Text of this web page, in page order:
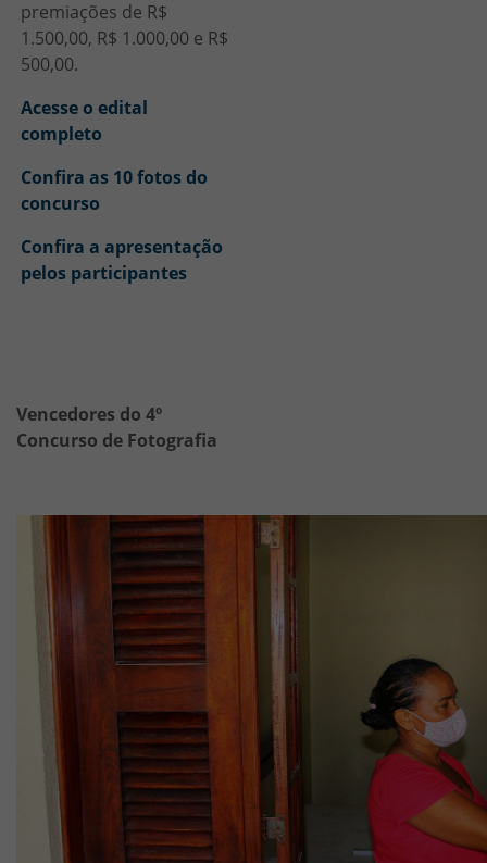
premiações de R$
1.500,00, R$ 1.000,00 e R$
500,00.
Acesse o edital
completo
Confira as 10 fotos do
concurso
Confira a apresentação
pelos participantes
HTML
Vencedores do 4º
Concurso de Fotografia